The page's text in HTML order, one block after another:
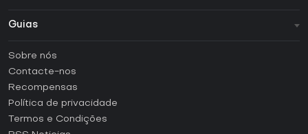
Guias
Como ativar uma CD Key Steam?
Como ativar uma CD Key Epic Games?
Como ativar uma CD Key GOG?
Sobre nós
Contacte-nos
Recompensas
Política de privacidade
Termos e Condições